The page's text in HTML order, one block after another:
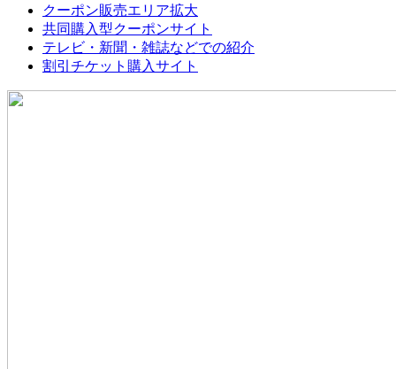
クーポン販売エリア拡大
共同購入型クーポンサイト
テレビ・新聞・雑誌などでの紹介
割引チケット購入サイト